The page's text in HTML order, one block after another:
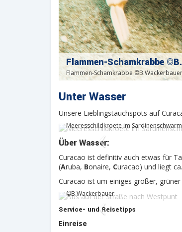
Flammen-Schamkrabbe
Flammen-Schamkrabbe ©B.Wackerbauer
Unter Wasser
Unsere Lieblingstauchspots auf
Meeresschildkroete im
Meeresschildkroete im
Über Wasser:
Curacao ist definitiv auch etwas für
(Aruba, Bonaire, Curacao) und liegt
Curacao ist um einiges größer,
Bus auf der Straße nach
©B.Wackerbauer
Service- und Reisetipps
Einreise